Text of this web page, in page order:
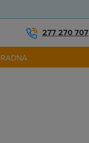
277 270 707